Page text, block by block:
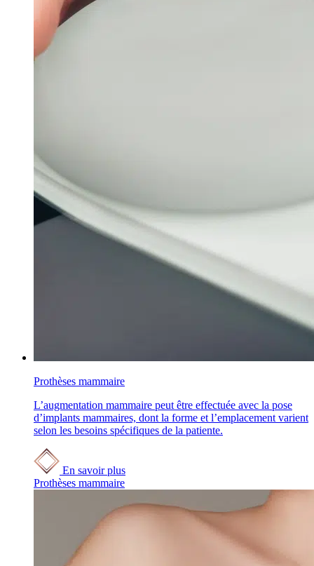
Prothèses mammaire
L’augmentation mammaire peut être effectuée avec la pose
d’implants mammaires, dont la forme et l’emplacement varient
selon les besoins spécifiques de la patiente.
En savoir plus
Prothèses mammaire